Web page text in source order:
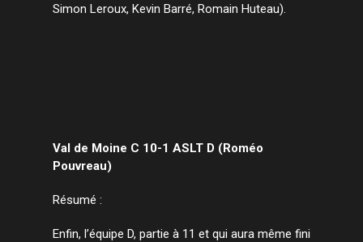
Simon Leroux, Kevin Barré, Romain Huteau).
Val de Moine C 10-1 ASLT D (Roméo
Pouvreau)
Résumé :
Enfin, l’équipe D, partie à 11 et qui aura même fini